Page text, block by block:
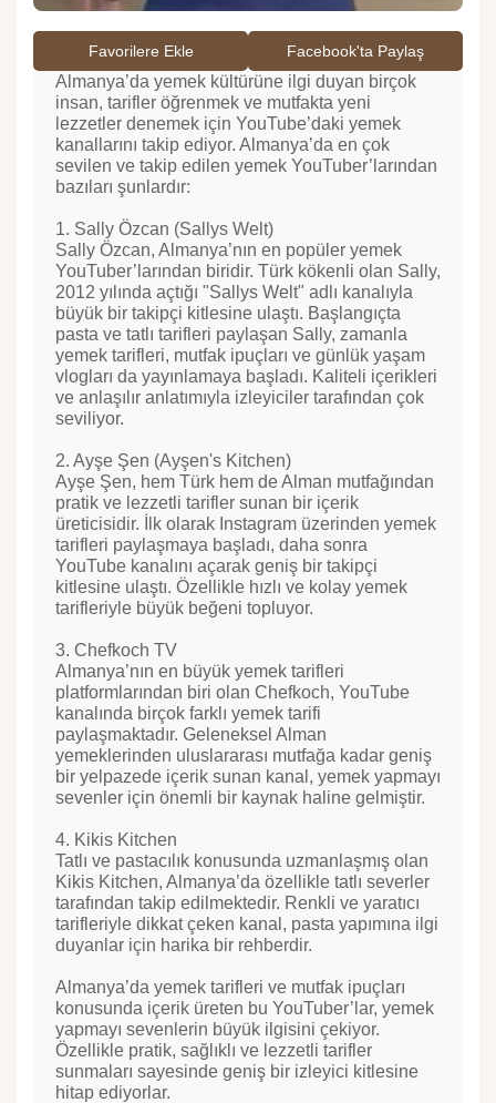
Favorilere Ekle Facebook'ta Paylaş
Almanya’da yemek kültürüne ilgi duyan birçok
insan, tarifler öğrenmek ve mutfakta yeni
lezzetler denemek için YouTube’daki yemek
kanallarını takip ediyor. Almanya’da en çok
sevilen ve takip edilen yemek YouTuber’larından
bazıları şunlardır:
1. Sally Özcan (Sallys Welt)
Sally Özcan, Almanya’nın en popüler yemek
YouTuber’larından biridir. Türk kökenli olan Sally,
2012 yılında açtığı "Sallys Welt" adlı kanalıyla
büyük bir takipçi kitlesine ulaştı. Başlangıçta
pasta ve tatlı tarifleri paylaşan Sally, zamanla
yemek tarifleri, mutfak ipuçları ve günlük yaşam
vlogları da yayınlamaya başladı. Kaliteli içerikleri
ve anlaşılır anlatımıyla izleyiciler tarafından çok
seviliyor.
2. Ayşe Şen (Ayşen's Kitchen)
Ayşe Şen, hem Türk hem de Alman mutfağından
pratik ve lezzetli tarifler sunan bir içerik
üreticisidir. İlk olarak Instagram üzerinden yemek
tarifleri paylaşmaya başladı, daha sonra
YouTube kanalını açarak geniş bir takipçi
kitlesine ulaştı. Özellikle hızlı ve kolay yemek
tarifleriyle büyük beğeni topluyor.
3. Chefkoch TV
Almanya’nın en büyük yemek tarifleri
platformlarından biri olan Chefkoch, YouTube
kanalında birçok farklı yemek tarifi
paylaşmaktadır. Geleneksel Alman
yemeklerinden uluslararası mutfağa kadar geniş
bir yelpazede içerik sunan kanal, yemek yapmayı
sevenler için önemli bir kaynak haline gelmiştir.
4. Kikis Kitchen
Tatlı ve pastacılık konusunda uzmanlaşmış olan
Kikis Kitchen, Almanya’da özellikle tatlı severler
tarafından takip edilmektedir. Renkli ve yaratıcı
tarifleriyle dikkat çeken kanal, pasta yapımına ilgi
duyanlar için harika bir rehberdir.
Almanya’da yemek tarifleri ve mutfak ipuçları
konusunda içerik üreten bu YouTuber’lar, yemek
yapmayı sevenlerin büyük ilgisini çekiyor.
Özellikle pratik, sağlıklı ve lezzetli tarifler
sunmaları sayesinde geniş bir izleyici kitlesine
hitap ediyorlar.